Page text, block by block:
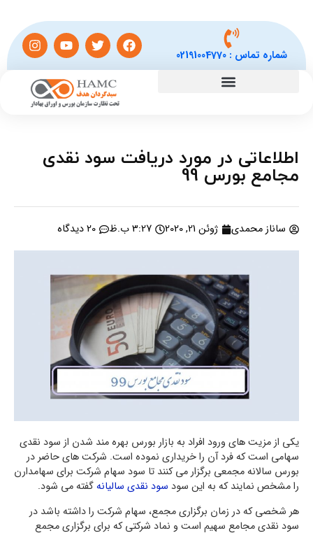
شماره تماس :02191004770
اطلاعاتی در مورد دریافت سود نقدی
مجامع بورس 99
ساناز محمدی ژوئن 21, 2020 3:27 ب.ظ 20 دیدگاه
یکی از مزیت های ورود افراد به بازار بورس بهره مند شدن از سود نقدی
سهامی است که فرد آن را خریداری نموده است. شرکت های حاضر در
بورس سالانه مجمعی برگزار می کنند تا سود سهام شرکت برای سهامدارن
را مشخص نمایند که به این سود سود نقدی سالیانهگفته می شود.
هر شخصی که در زمان برگزاری مجمع، سهام شرکت را داشته باشد در
سود نقدی مجامع سهیم است و نماد شرکتی که برای برگزاری مجمع